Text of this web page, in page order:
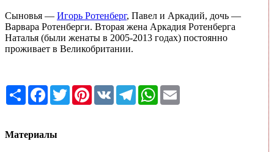
Сыновья — Игорь Ротенберг, Павел и Аркадий, дочь —
Варвара Ротенберги. Вторая жена Аркадия Ротенберга
Наталья (были женаты в 2005-2013 годах) постоянно
проживает в Великобритании.
Share Facebook
TwitterPinterest
VK TelegramWhatsApp
Материалы